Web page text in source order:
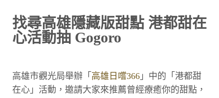
找尋高雄隱藏版甜點 港都甜在
心活動抽 Gogoro
高雄市觀光局舉辦「 高雄日嚐366 」中的「港都甜
在心」活動，邀請大家來推薦曾經療癒你的甜點，